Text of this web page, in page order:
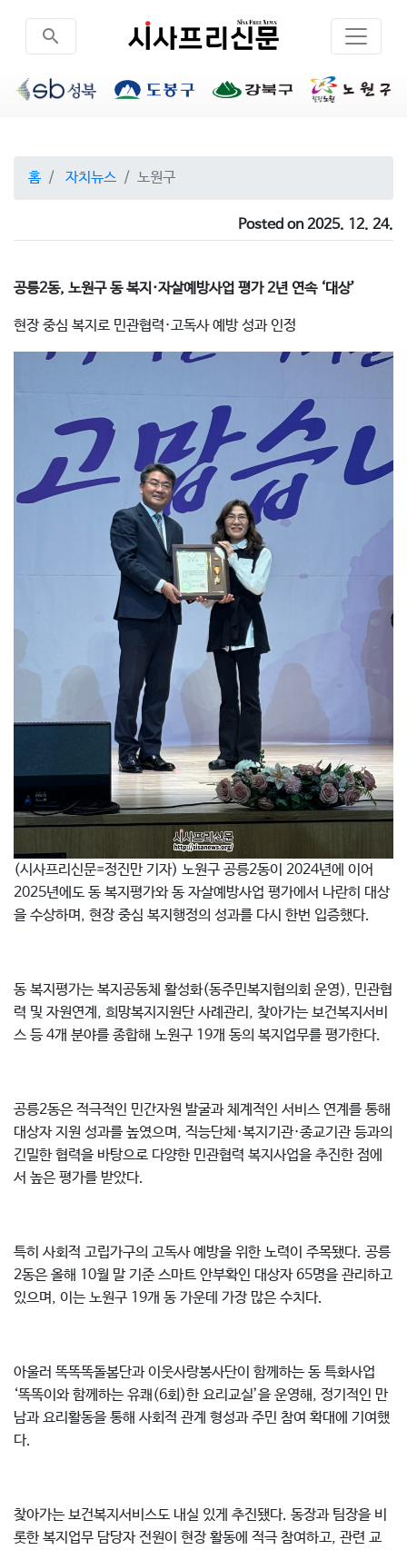
search
홈 자치뉴스 노원구
Posted on 2025. 12. 24.
공릉2동, 노원구 동 복지·자살예방사업 평가 2년 연속 ‘대상’
현장 중심 복지로 민관협력·고독사 예방 성과 인정
(시사프리신문=정진만 기자) 노원구 공릉2동이 2024년에 이어
2025년에도 동 복지평가와 동 자살예방사업 평가에서 나란히 대상
을 수상하며, 현장 중심 복지행정의 성과를 다시 한번 입증했다.
동 복지평가는 복지공동체 활성화(동주민복지협의회 운영), 민관협
력 및 자원연계, 희망복지지원단 사례관리, 찾아가는 보건복지서비
스 등 4개 분야를 종합해 노원구 19개 동의 복지업무를 평가한다.
공릉2동은 적극적인 민간자원 발굴과 체계적인 서비스 연계를 통해
대상자 지원 성과를 높였으며, 직능단체·복지기관·종교기관 등과의
긴밀한 협력을 바탕으로 다양한 민관협력 복지사업을 추진한 점에
서 높은 평가를 받았다.
특히 사회적 고립가구의 고독사 예방을 위한 노력이 주목됐다. 공릉
2동은 올해 10월 말 기준 스마트 안부확인 대상자 65명을 관리하고
있으며, 이는 노원구 19개 동 가운데 가장 많은 수치다.
아울러 똑똑똑돌봄단과 이웃사랑봉사단이 함께하는 동 특화사업
‘똑똑이와 함께하는 유쾌(6회)한 요리교실’을 운영해, 정기적인 만
남과 요리활동을 통해 사회적 관계 형성과 주민 참여 확대에 기여했
다.
찾아가는 보건복지서비스도 내실 있게 추진됐다. 동장과 팀장을 비
롯한 복지업무 담당자 전원이 현장 활동에 적극 참여하고, 관련 교